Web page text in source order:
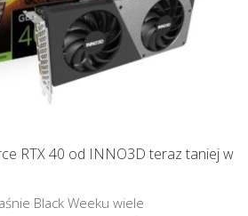
RTX 40 od INNO3D teraz taniej w
Black Weeku wiele